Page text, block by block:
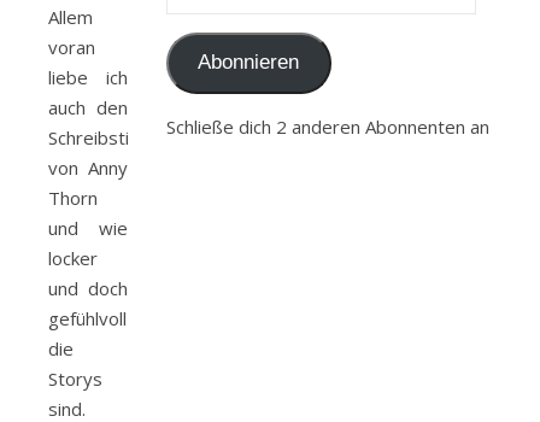
Allem
voran
liebe ich
auch den
Schreibstil
von Anny
Thorn
und wie
locker
und doch
gefühlvoll
die
Storys
sind.
Abonnieren
Schließe dich 2 anderen Abonnenten an